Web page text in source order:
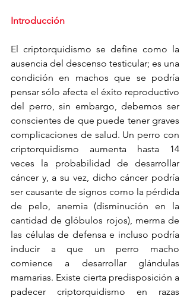
Introducción
El criptorquidismo se define como la
ausencia del descenso testicular; es una
condición en machos que se podría
pensar sólo afecta el éxito reproductivo
del perro, sin embargo, debemos ser
conscientes de que puede tener graves
complicaciones de salud. Un perro con
criptorquidismo aumenta hasta 14
veces la probabilidad de desarrollar
cáncer y, a su vez, dicho cáncer podría
ser causante de signos como la pérdida
de pelo, anemia (disminución en la
cantidad de glóbulos rojos), merma de
las células de defensa e incluso podría
inducir a que un perro macho
comience a desarrollar glándulas
mamarias. Existe cierta predisposición a
padecer criptorquidismo en razas